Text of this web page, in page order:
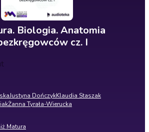
Biologia. Anatomia
cz. I
Justyna DończykKlaudia Staszak
Żanna Tyrała-Wierucka
Matura